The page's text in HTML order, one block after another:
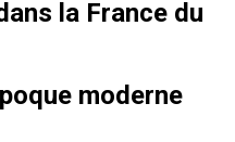
la France du
moderne